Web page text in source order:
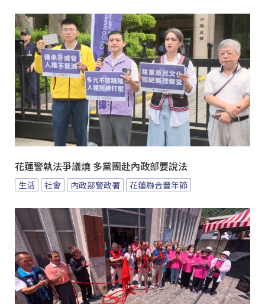
花蓮警執法爭議燒 多黨團赴內政部要說法
生活 社會 內政部警政署 花蓮聯合豐年節